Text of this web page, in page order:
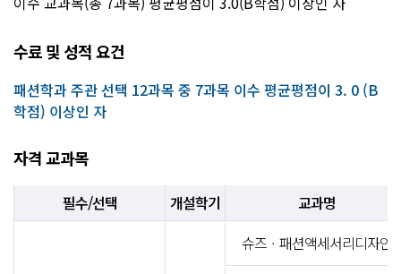
수료 및 성적 요건
패션학과 주관 선택 12과목 중 7과목 이수 평균평점이 3. 0 (B
학점) 이상인 자
자격 교과목
필수/선택 개설학기 교과명
슈즈ㆍ패션액세서리디자인